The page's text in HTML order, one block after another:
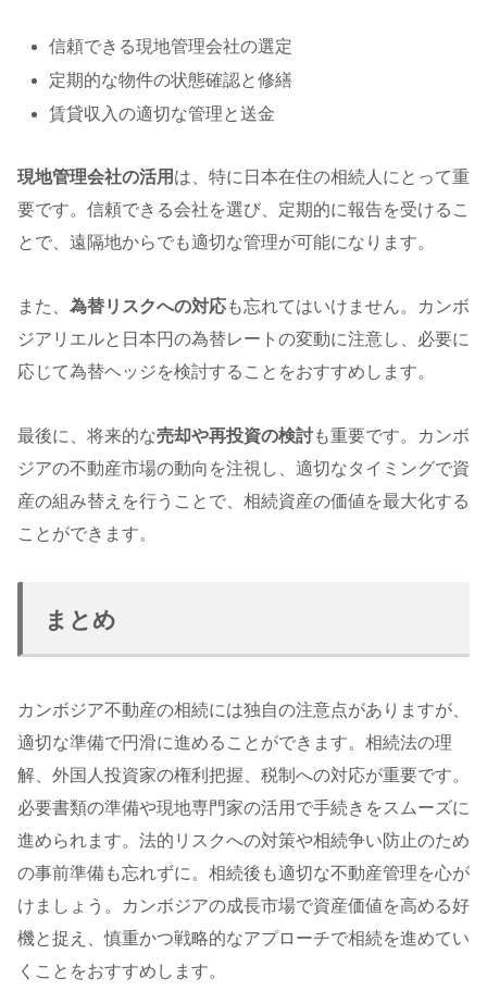
信頼できる現地管理会社の選定
定期的な物件の状態確認と修繕
賃貸収入の適切な管理と送金
現地管理会社の活用 は、特に日本在住の相続人にとって重
要です。信頼できる会社を選び、定期的に報告を受けるこ
とで、遠隔地からでも適切な管理が可能になります。
また、 為替リスクへの対応も忘れてはいけません。カンボ
ジアリエルと日本円の為替レートの変動に注意し、必要に
応じて為替ヘッジを検討することをおすすめします。
最後に、将来的な売却や再投資の検討も重要です。カンボ
ジアの不動産市場の動向を注視し、適切なタイミングで資
産の組み替えを行うことで、相続資産の価値を最大化する
ことができます。
まとめ
カンボジア不動産の相続には独自の注意点がありますが、
適切な準備で円滑に進めることができます。相続法の理
解、外国人投資家の権利把握、税制への対応が重要です。
必要書類の準備や現地専門家の活用で手続きをスムーズに
進められます。法的リスクへの対策や相続争い防止のため
の事前準備も忘れずに。相続後も適切な不動産管理を心が
けましょう。カンボジアの成長市場で資産価値を高める好
機と捉え、慎重かつ戦略的なアプローチで相続を進めてい
くことをおすすめします。